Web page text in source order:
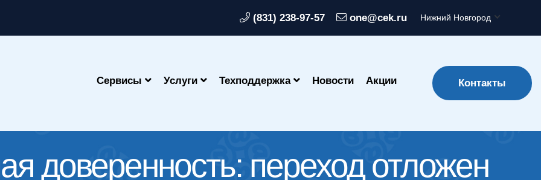
(831) 238-97-57 one@cek.ru Нижний Новгород
Сервисы Услуги Техподдержка Новости Акции Контакты
доверенность: переход отложен